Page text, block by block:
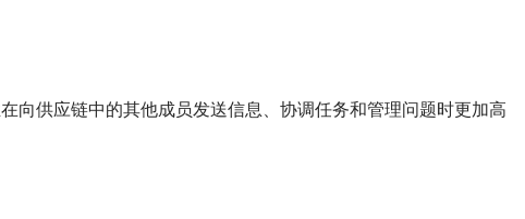
向供应链中的其他成员发送信息、协调任务和管理问题时更加高